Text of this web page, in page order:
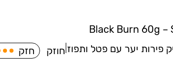
Black Burn 60g –
פירות יער עם פטל ותפוז חוזק חזק